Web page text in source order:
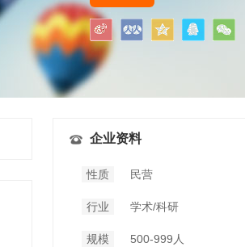
企业资料
性质 民营
行业 学术/科研
规模 500-999人